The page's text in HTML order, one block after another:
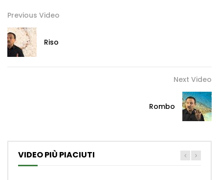
Previous Video
Riso
Next Video
Rombo
VIDEO PIÙ PIACIUTI